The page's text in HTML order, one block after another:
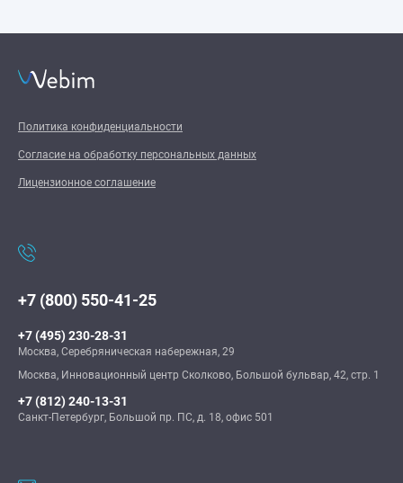
Политика конфиденциальности
Согласие на обработку персональных данных
Лицензионное соглашение
+7 (800) 550-41-25
+7 (495) 230-28-31
Москва, Серебряническая набережная, 29
Москва, Инновационный центр Сколково, Большой бульвар, 42, стр. 1
+7 (812) 240-13-31
Санкт-Петербург, Большой пр. ПС, д. 18, офис 501